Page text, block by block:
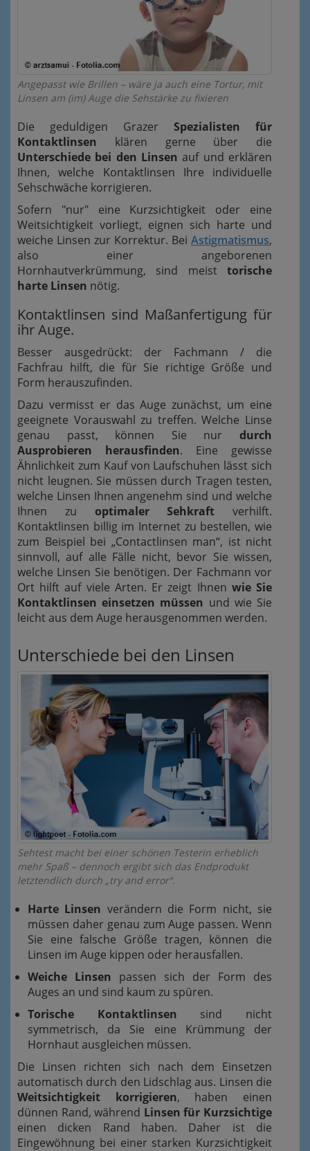
Angepasst wie Brillen – wäre ja auch eine Tortur, mit
Linsen am (im) Auge die Sehstärke zu fixieren
Die geduldigen Grazer Spezialisten für
Kontaktlinsen klären gerne über die
Unterschiede bei den Linsen auf und erklären
Ihnen, welche Kontaktlinsen Ihre individuelle
Sehschwäche korrigieren.
Sofern "nur" eine Kurzsichtigkeit oder eine
Weitsichtigkeit vorliegt, eignen sich harte und
weiche Linsen zur Korrektur. Bei Astigmatismus,
also einer angeborenen
Hornhautverkrümmung, sind meist torische
harte Linsen nötig.
Kontaktlinsen sind Maßanfertigung für
ihr Auge.
Besser ausgedrückt: der Fachmann / die
Fachfrau hilft, die für Sie richtige Größe und
Form herauszufinden.
Dazu vermisst er das Auge zunächst, um eine
geeignete Vorauswahl zu treffen. Welche Linse
genau passt, können Sie nur durch
Ausprobieren herausfinden. Eine gewisse
Ähnlichkeit zum Kauf von Laufschuhen lässt sich
nicht leugnen. Sie müssen durch Tragen testen,
welche Linsen Ihnen angenehm sind und welche
Ihnen zu optimaler Sehkraft verhilft.
Kontaktlinsen billig im Internet zu bestellen, wie
zum Beispiel bei „Contactlinsen man“, ist nicht
sinnvoll, auf alle Fälle nicht, bevor Sie wissen,
welche Linsen Sie benötigen. Der Fachmann vor
Ort hilft auf viele Arten. Er zeigt Ihnen wie Sie
Kontaktlinsen einsetzen müssen und wie Sie
leicht aus dem Auge herausgenommen werden.
Unterschiede bei den Linsen
Sehtest macht bei einer schönen Testerin erheblich
mehr Spaß – dennoch ergibt sich das Endprodukt
letztendlich durch „try and error“.
Harte Linsen verändern die Form nicht, sie
müssen daher genau zum Auge passen. Wenn
Sie eine falsche Größe tragen, können die
Linsen im Auge kippen oder herausfallen.
Weiche Linsen passen sich der Form des
Auges an und sind kaum zu spüren.
Torische Kontaktlinsen sind nicht
symmetrisch, da Sie eine Krümmung der
Hornhaut ausgleichen müssen.
Die Linsen richten sich nach dem Einsetzen
automatisch durch den Lidschlag aus. Linsen die
Weitsichtigkeit korrigieren, haben einen
dünnen Rand, während Linsen für Kurzsichtige
einen dicken Rand haben. Daher ist die
Eingewöhnung bei einer starken Kurzsichtigkeit